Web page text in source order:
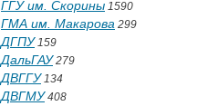
ГГУ им. Скорины 1590
ГМА им. Макарова 299
ДГПУ159
ДальГАУ279
ДВГГУ134
ДВГМУ408